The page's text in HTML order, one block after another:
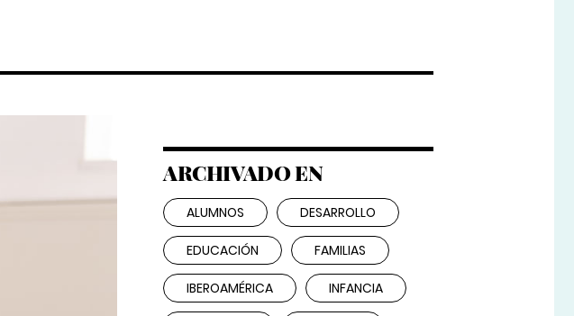
ARCHIVADO EN
ALUMNOS DESARROLLO
EDUCACIÓN FAMILIAS
IBEROAMÉRICA INFANCIA